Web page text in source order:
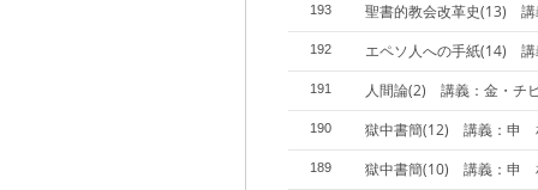
193 聖書的教会改革史(13)
192 エペソ人への手紙(14)
191 人間論(2) 講義：金・チ
190 獄中書簡(12) 講義：申
189 獄中書簡(10) 講義：申